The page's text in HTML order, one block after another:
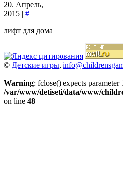
20. Апрель,
2015 | #
лифт для дома
© Детские игры,
Warning: fclose() expects
/var/www/detiseti/data/www/
on line 48